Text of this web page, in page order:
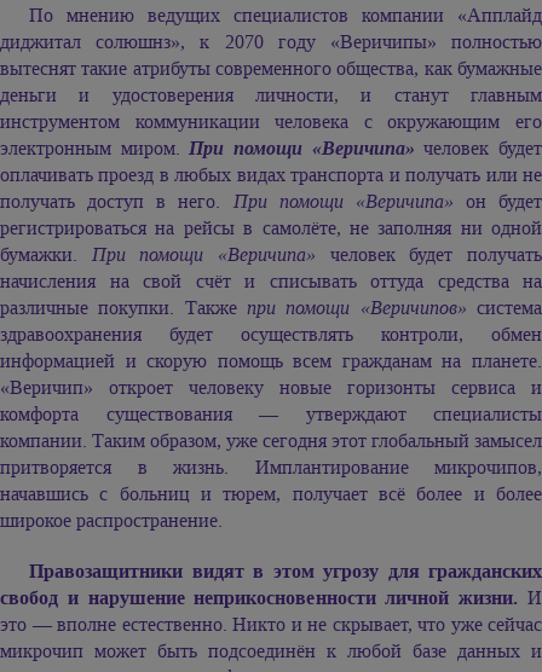
По мнению ведущих специалистов компании «Апплайд
диджитал солюшнз», к 2070 году «Веричипы» полностью
вытеснят такие атрибуты современного общества, как бумажные
деньги и удостоверения личности, и станут главным
инструментом коммуникации человека с окружающим его
электронным миром.При помощи «Веричипа» человек будет
оплачивать проезд в любых видах транспорта и получать или не
получать доступ в него. При помощи «Веричипа» он будет
регистрироваться на рейсы в самолёте, не заполняя ни одной
бумажки. При помощи «Веричипа» человек будет получать
начисления на свой счёт и списывать оттуда средства на
различные покупки. Также при помощи «Веричипов» система
здравоохранения будет осуществлять контроли, обмен
информацией и скорую помощь всем гражданам на планете.
«Веричип» откроет человеку новые горизонты сервиса и
комфорта существования — утверждают специалисты
компании. Таким образом, уже сегодня этот глобальный замысел
притворяется в жизнь. Имплантирование микрочипов,
начавшись с больниц и тюрем, получает всё более и более
широкое распространение.
Правозащитники видят в этом угрозу для гражданских
свобод и нарушение неприкосновенности личной жизни. И
это — вполне естественно. Никто и не скрывает, что уже сейчас
микрочип может быть подсоединён к любой базе данных и